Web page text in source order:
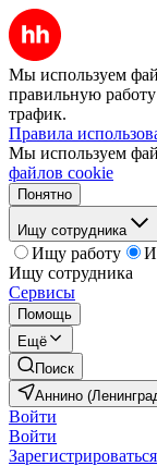
Мы используем
правильную работу
трафик.
Правила
Мы используем
файлов cookie
Понятно
Ищу сотрудника
Ищу работу
Ищу сотрудника
Сервисы
Помощь
Ещё
Поиск
Аннино
Войти
Войти
Зарегистрироваться